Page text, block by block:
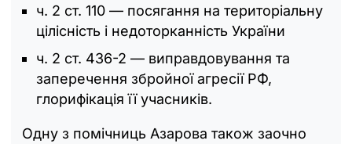
ч. 2 ст. 110 — посягання на територіальну
цілісність і недоторканність України
ч. 2 ст. 436-2 — виправдовування та
заперечення збройної агресії РФ,
глорифікація її учасників.
Одну з помічниць Азарова також заочно